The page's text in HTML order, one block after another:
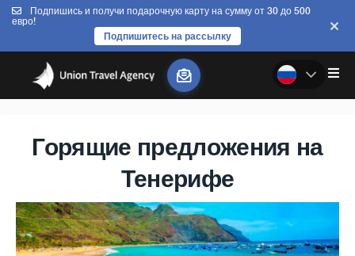
Подпишись и получи подарочную карту на сумму от 30 до 500
евро!
Подпишитесь на рассылку
Горящие предложения на
Тенерифе